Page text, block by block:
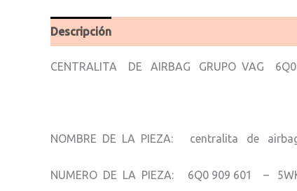
Descripción
CENTRALITA DE AIRBAG GRUPO VAG
NOMBRE DE LA PIEZA: centralita de
NUMERO DE LA PIEZA: 6Q0 909 601 –